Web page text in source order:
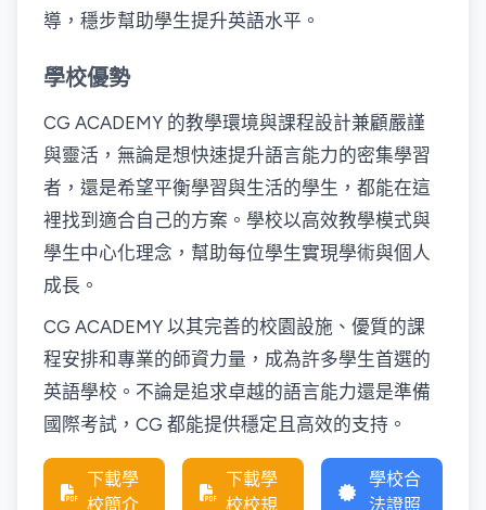
導，穩步幫助學生提升英語水平。
學校優勢
CG ACADEMY 的教學環境與課程設計兼顧嚴謹
與靈活，無論是想快速提升語言能力的密集學習
者，還是希望平衡學習與生活的學生，都能在這
裡找到適合自己的方案。學校以高效教學模式與
學生中心化理念，幫助每位學生實現學術與個人
成長。
CG ACADEMY 以其完善的校園設施、優質的課
程安排和專業的師資力量，成為許多學生首選的
英語學校。不論是追求卓越的語言能力還是準備
國際考試，CG 都能提供穩定且高效的支持。
下載學
校簡介
下載學
校校規
學校合
法證照